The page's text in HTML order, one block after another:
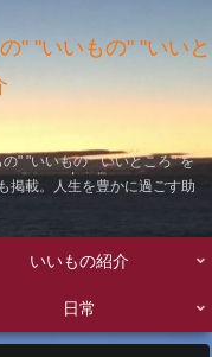
" "いいもの" "いいと
" "いいもの" "いいところ" を
掲載。人生を豊かに過ごす助
いいもの紹介
日常